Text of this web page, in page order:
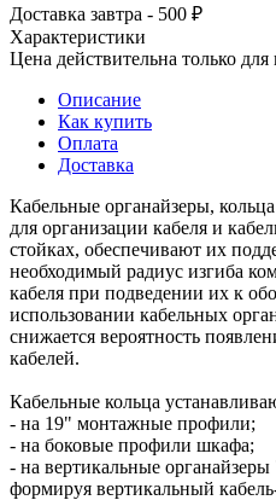
Доставка завтра - 500 ₽
Характеристики
Цена действительна только для
Описание
Как купить
Оплата
Доставка
Кабельные органайзеры,
для организации кабеля и
стойках, обеспечивают их
необходимый радиус изгиба
кабеля при подведении их к
использовании кабельных
снижается вероятность
кабелей.
Кабельные кольца
- на 19" монтажные профили;
- на боковые профили шкафа;
- на вертикальные
формируя вертикальный